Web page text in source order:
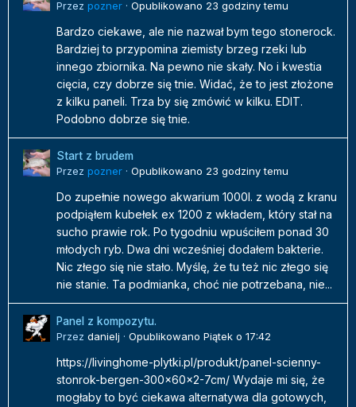
Przez pozner · Opublikowano 23 godziny temu
Bardzo ciekawe, ale nie nazwał bym tego stonerock.
Bardziej to przypomina ziemisty brzeg rzeki lub
innego zbiornika. Na pewno nie skały. No i kwestia
cięcia, czy dobrze się tnie. Widać, że to jest złożone
z kilku paneli. Trza by się zmówić w kilku. EDIT.
Podobno dobrze się tnie.
Start z brudem
Przez pozner · Opublikowano 23 godziny temu
Do zupełnie nowego akwarium 1000l. z wodą z kranu
podpiąłem kubełek ex 1200 z wkładem, który stał na
sucho prawie rok. Po tygodniu wpuściłem ponad 30
młodych ryb. Dwa dni wcześniej dodałem bakterie.
Nic złego się nie stało. Myślę, że tu też nic złego się
nie stanie. Ta podmianka, choć nie potrzebana, nie...
Panel z kompozytu.
Przez danielj · Opublikowano Piątek o 17:42
https://livinghome-plytki.pl/produkt/panel-scienny-
stonrok-bergen-300x60x2-7cm/ Wydaje mi się, że
mogłaby to być ciekawa alternatywa dla gotowych,